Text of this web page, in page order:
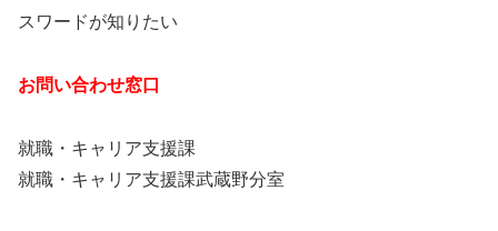
スワードが知りたい
お問い合わせ窓口
就職・キャリア支援課
就職・キャリア支援課武蔵野分室